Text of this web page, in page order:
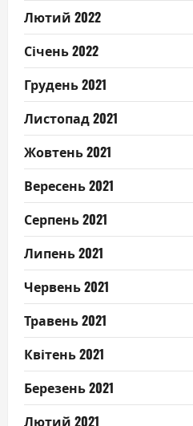
Лютий 2022
Січень 2022
Грудень 2021
Листопад 2021
Жовтень 2021
Вересень 2021
Серпень 2021
Липень 2021
Червень 2021
Травень 2021
Квітень 2021
Березень 2021
Лютий 2021